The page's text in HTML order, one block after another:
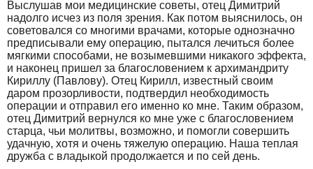
Выслушав мои медицинские советы, отец Димитрий
надолго исчез из поля зрения. Как потом выяснилось, он
советовался со многими врачами, которые однозначно
предписывали ему операцию, пытался лечиться более
мягкими способами, не возымевшими никакого эффекта,
и наконец пришел за благословением к архимандриту
Кириллу (Павлову). Отец Кирилл, известный своим
даром прозорливости, подтвердил необходимость
операции и отправил его именно ко мне. Таким образом,
отец Димитрий вернулся ко мне уже с благословением
старца, чьи молитвы, возможно, и помогли совершить
удачную, хотя и очень тяжелую операцию. Наша теплая
дружба с владыкой продолжается и по сей день.